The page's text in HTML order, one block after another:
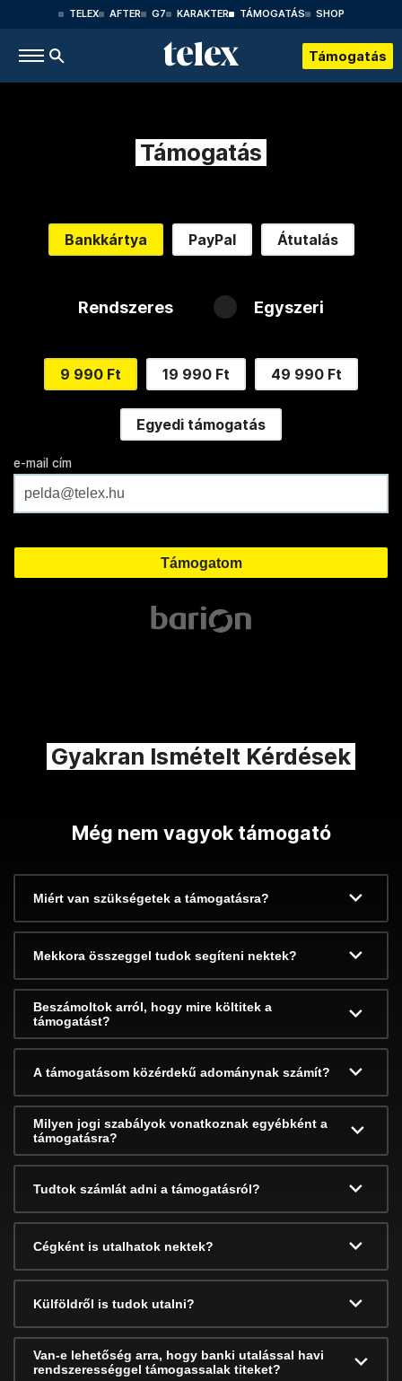
TELEX AFTER G7 KARAKTER TÁMOGATÁS SHOP
Támogatás
Támogatás
Bankkártya PayPal Átutalás
Rendszeres Egyszeri
9 990 Ft 19 990 Ft 49 990 Ft
Egyedi támogatás
e-mail cím
Gyakran Ismételt Kérdések
Még nem vagyok támogató
Miért van szükségetek a támogatásra?
Mekkora összeggel tudok segíteni nektek?
Beszámoltok arról, hogy mire költitek a
támogatást?
A támogatásom közérdekű adománynak számít?
Milyen jogi szabályok vonatkoznak egyébként a
támogatásra?
Tudtok számlát adni a támogatásról?
Cégként is utalhatok nektek?
Külföldről is tudok utalni?
Van-e lehetőség arra, hogy banki utalással havi
rendszerességgel támogassalak titeket?